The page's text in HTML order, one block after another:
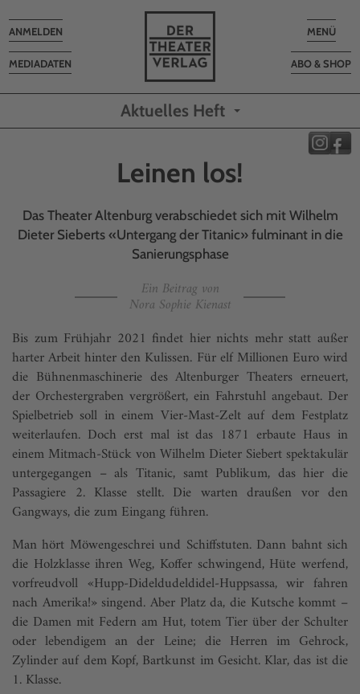
Toggle
MENÜ
ABO & SHOP
MEDIADATEN
Toggle
navigation
ANMELDEN
Aktuelles Heft
Leinen los!
Das Theater Altenburg verabschiedet sich mit Wilhelm
Dieter Sieberts «Untergang der Titanic» fulminant in die
Sanierungsphase
Ein Beitrag von
Nora Sophie Kienast
Bis zum Frühjahr 2021 findet hier nichts mehr statt außer
harter Arbeit hinter den Kulissen. Für elf Millionen Euro wird
die Bühnenmaschinerie des Altenburger Theaters erneuert,
der Orchestergraben vergrößert, ein Fahrstuhl angebaut. Der
Spielbetrieb soll in einem Vier-Mast-Zelt auf dem Festplatz
weiterlaufen. Doch erst mal ist das 1871 erbaute Haus in
einem Mitmach-Stück von Wilhelm Dieter Siebert spektakulär
untergegangen – als Titanic, samt Publikum, das hier die
Passagiere 2. Klasse stellt. Die warten draußen vor den
Gangways, die zum Eingang führen.
Man hört Möwengeschrei und Schiffstuten. Dann bahnt sich
die Holzklasse ihren Weg, Koffer schwingend, Hüte werfend,
vorfreudvoll «Hupp-Dideldudeldidel-Huppsassa, wir fahren
nach Amerika!» singend. Aber Platz da, die Kutsche kommt –
die Damen mit Federn am Hut, totem Tier über der Schulter
oder lebendigem an der Leine; die Herren im Gehrock,
Zylinder auf dem Kopf, Bartkunst im Gesicht. Klar, das ist die
1. Klasse.